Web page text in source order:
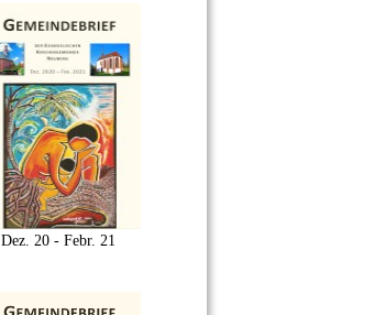
Dez. 20 - Febr. 21